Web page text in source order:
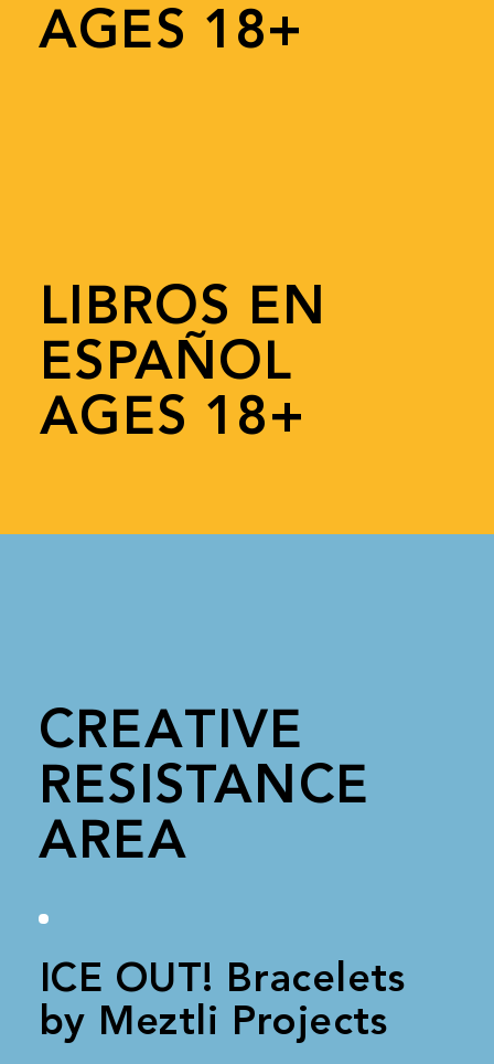
AGES 18+
LIBROS EN
ESPAÑOL
AGES 18+
CREATIVE
RESISTANCE
AREA
ICE OUT! Bracelets
by Meztli Projects